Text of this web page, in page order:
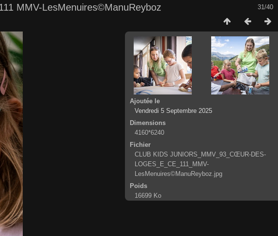
31/40
MMV-LesMenuires©ManuReyboz
Ajoutée le
Vendredi 5 Septembre 2025
Dimensions
4160*6240
Fichier
CLUB KIDS JUNIORS_MMV_93_CŒUR-DES-
LOGES_E_CE_111_MMV-
LesMenuires©ManuReyboz.jpg
Poids
16699 Ko